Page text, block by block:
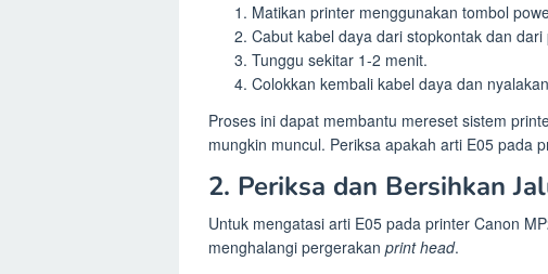
Matikan printer menggunakan tombol
Cabut kabel daya dari stopkontak dan dari
Tunggu sekitar 1-2 menit.
Colokkan kembali kabel daya dan
Proses ini dapat membantu mereset sistem
mungkin muncul. Periksa apakah arti E05 pada
2. Periksa dan Bersihkan
Untuk mengatasi arti E05 pada printer Canon
menghalangi pergerakan print head.